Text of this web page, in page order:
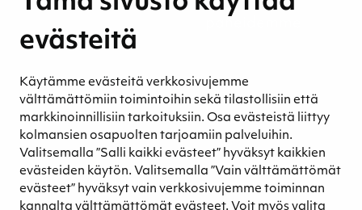
evästeitä
Käytämme evästeitä verkkosivujemme
välttämättömiin toimintoihin sekä tilastollisiin että
markkinoinnillisiin tarkoituksiin. Osa evästeistä liittyy
kolmansien osapuolten tarjoamiin palveluihin.
Valitsemalla ”Salli kaikki evästeet” hyväksyt kaikkien
evästeiden käytön. Valitsemalla ”Vain välttämättömät
evästeet” hyväksyt vain verkkosivujemme toiminnan
kannalta välttämättömät evästeet. Voit myös valita
hyvinvointi
Turvetuotannon kestävyys
Kestävyyden johtaminen
Retkeilykohteet
Media
Uutiset ja blogit
Podcast